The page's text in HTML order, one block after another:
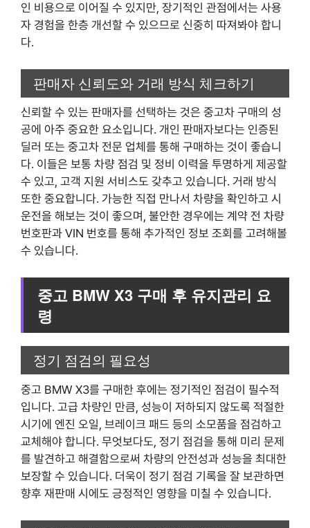
인 비용으로 이어질 수 있지만, 장기적인 관점에서는 사용
자 경험을 한층 개선할 수 있으므로 신중히 따져봐야 합니
다.
판매자 신뢰도와 거래 방식 체크하기
신뢰할 수 있는 판매자를 선택하는 것은 중고차 구매의 성
공에 아주 중요한 요소입니다. 개인 판매자보다는 인증된
딜러 또는 중고차 전문 업체를 통해 구매하는 것이 좋습니
다. 이들은 보통 차량 점검 및 정비 이력을 투명하게 제공할
수 있고, 고객 지원 서비스도 갖추고 있습니다. 거래 방식
또한 중요합니다. 가능한 직접 만나서 차량을 확인하고 시
운전을 해보는 것이 좋으며, 불안한 경우에는 계약 전 차량
번호판과 VIN 번호를 통해 추가적인 정보 조회를 고려해볼
수 있습니다.
중고 BMW X3 구매 후 유지관리 요
령
정기 점검의 필요성
중고 BMW X3를 구매한 후에는 정기적인 점검이 필수적
입니다. 고급 차량인 만큼, 성능이 저하되지 않도록 적절한
시기에 엔진 오일, 브레이크 패드 등의 소모품을 점검하고
교체해야 합니다. 무엇보다도, 정기 점검을 통해 미리 문제
를 발견하고 해결함으로써 차량의 안전성과 성능을 최대한
보장할 수 있습니다. 더욱이 정기 점검 기록을 잘 보관하면
향후 재판매 시에도 긍정적인 영향을 미칠 수 있습니다.